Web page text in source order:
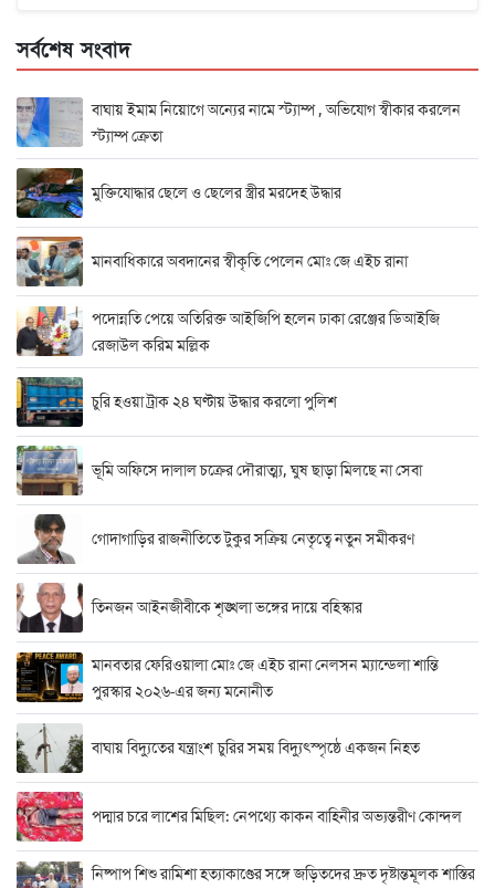
সর্বশেষ সংবাদ
বাঘায় ইমাম নিয়োগে অন্যের নামে স্ট্যাম্প , অভিযোগ স্বীকার করলেন
স্ট্যাম্প ক্রেতা
মুক্তিযোদ্ধার ছেলে ও ছেলের স্ত্রীর মরদেহ উদ্ধার
মানবাধিকারে অবদানের স্বীকৃতি পেলেন মোঃ জে এইচ রানা
পদোন্নতি পেয়ে অতিরিক্ত আইজিপি হলেন ঢাকা রেঞ্জের ডিআইজি
রেজাউল করিম মল্লিক
চুরি হওয়া ট্রাক ২৪ ঘণ্টায় উদ্ধার করলো পুলিশ
ভূমি অফিসে দালাল চক্রের দৌরাত্ম্য, ঘুষ ছাড়া মিলছে না সেবা
গোদাগাড়ির রাজনীতিতে টুকুর সক্রিয় নেতৃত্বে নতুন সমীকরণ
তিনজন আইনজীবীকে শৃঙ্খলা ভঙ্গের দায়ে বহিস্কার
মানবতার ফেরিওয়ালা মোঃ জে এইচ রানা নেলসন ম্যান্ডেলা শান্তি
পুরস্কার ২০২৬-এর জন্য মনোনীত
বাঘায় বিদ্যুতের যন্ত্রাংশ চুরির সময় বিদ্যুৎস্পৃষ্ঠে একজন নিহত
পদ্মার চরে লাশের মিছিল: নেপথ্যে কাকন বাহিনীর অভ্যন্তরীণ কোন্দল
নিষ্পাপ শিশু রামিশা হত্যাকাণ্ডের সঙ্গে জড়িতদের দ্রুত দৃষ্টান্তমূলক শাস্তির